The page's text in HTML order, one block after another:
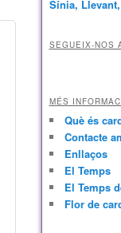
Sínia,
SEGUEIX-NOS
MÉS
Què és
Contacte
Enllaços
El Temps
El Temps
Flor de